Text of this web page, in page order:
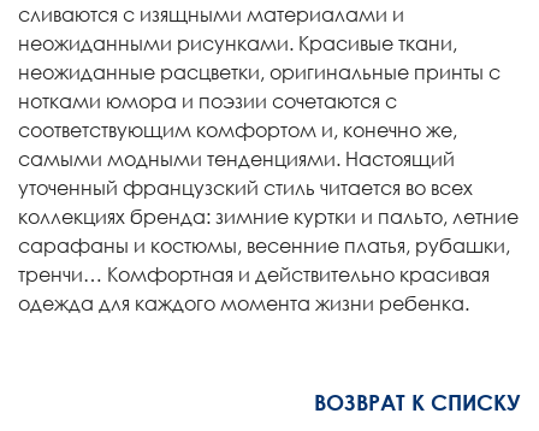
сливаются с изящными материалами и
неожиданными рисунками. Красивые ткани,
неожиданные расцветки, оригинальные принты с
нотками юмора и поэзии сочетаются с
соответствующим комфортом и, конечно же,
самыми модными тенденциями. Настоящий
уточенный французский стиль читается во всех
коллекциях бренда: зимние куртки и пальто, летние
сарафаны и костюмы, весенние платья, рубашки,
тренчи… Комфортная и действительно красивая
одежда для каждого момента жизни ребенка.
ВОЗВРАТ К СПИСКУ